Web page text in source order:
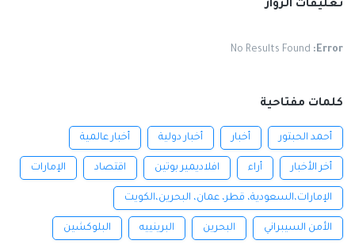
تعليقات الزوار
Error:
كلمات مفتاحية
أحمد الحبتور أخبار أخبار دولية أخبار عالمية
أخر الأخبار أراء افلاديمير بوتين اقتصاد الإمارات
الإمارات،السعودية، قطر، عمان، البحرين،الكويت
الأمن السيبراني البحرين البرينييه البلوكشين